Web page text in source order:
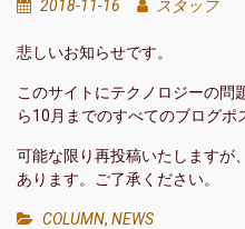
2018-11-16 スタッフ
悲しいお知らせです。
このサイトにテクノロジーの問
ら10月までのすべてのブログポ
可能な限り再投稿いたしますが
あります。ご了承ください。
COLUMN, NEWS